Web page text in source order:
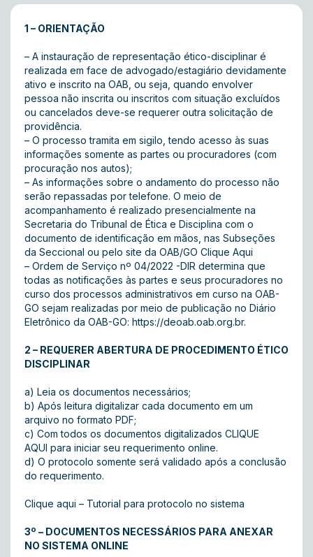
1 – ORIENTAÇÃO
– A instauração de representação ético-disciplinar é
realizada em face de advogado/estagiário devidamente
ativo e inscrito na OAB, ou seja, quando envolver
pessoa não inscrita ou inscritos com situação excluídos
ou cancelados deve-se requerer outra solicitação de
providência.
– O processo tramita em sigilo, tendo acesso às suas
informações somente as partes ou procuradores (com
procuração nos autos);
– As informações sobre o andamento do processo não
serão repassadas por telefone. O meio de
acompanhamento é realizado presencialmente na
Secretaria do Tribunal de Ética e Disciplina com o
documento de identificação em mãos, nas Subseções
da Seccional ou pelo site da OAB/GO Clique Aqui
– Ordem de Serviço nº 04/2022 -DIR determina que
todas as notificações às partes e seus procuradores no
curso dos processos administrativos em curso na OAB-
GO sejam realizadas por meio de publicação no Diário
Eletrônico da OAB-GO: https://deoab.oab.org.br.
2 – REQUERER ABERTURA DE PROCEDIMENTO ÉTICO
DISCIPLINAR
a) Leia os documentos necessários;
b) Após leitura digitalizar cada documento em um
arquivo no formato PDF;
c) Com todos os documentos digitalizados CLIQUE
AQUI para iniciar seu requerimento online.
d) O protocolo somente será validado após a conclusão
do requerimento.
Clique aqui – Tutorial para protocolo no sistema
3º – DOCUMENTOS NECESSÁRIOS PARA ANEXAR
NO SISTEMA ONLINE